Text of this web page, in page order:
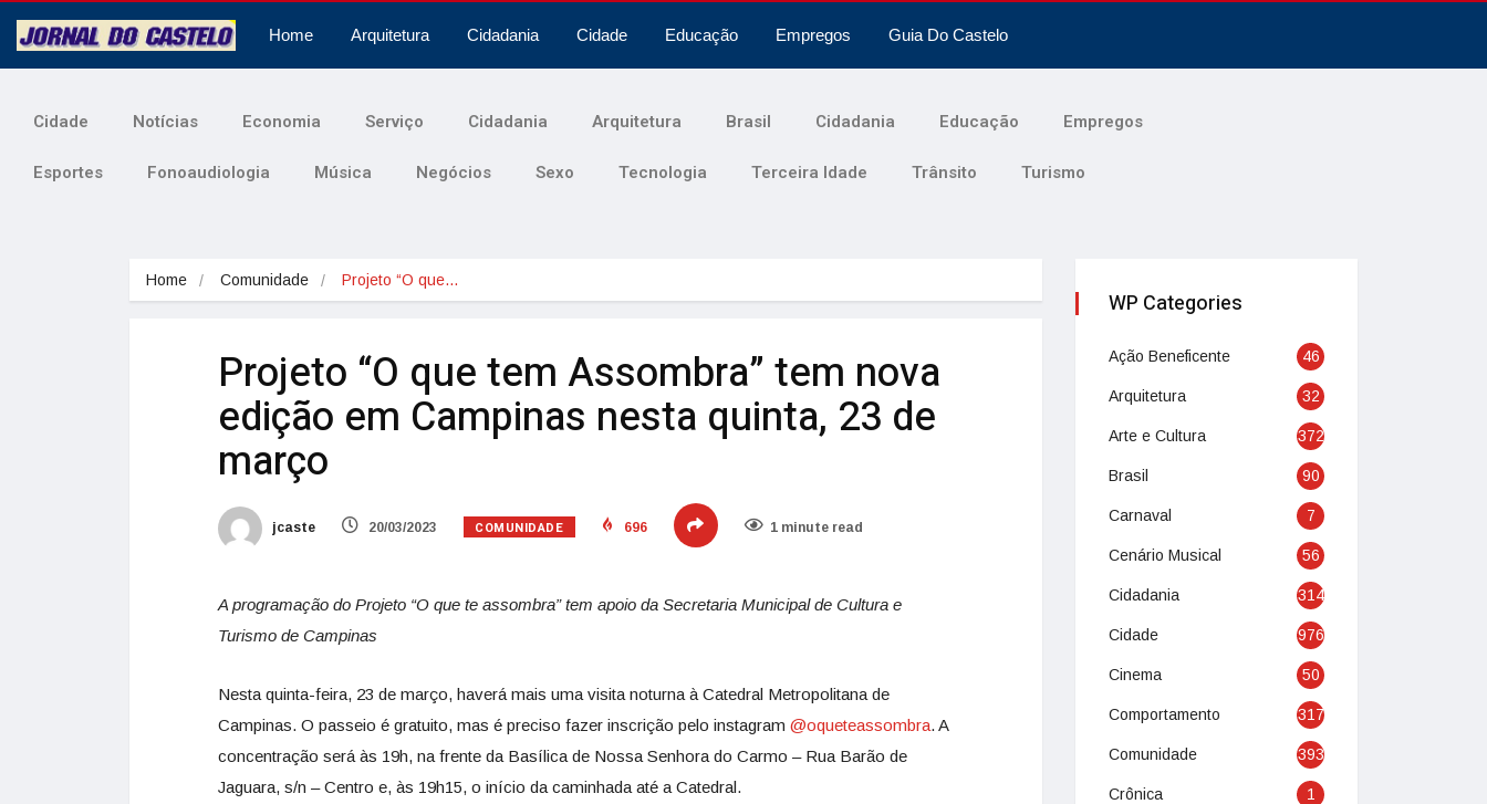
Home Arquitetura Cidadania Cidade Educação Empregos Guia Do Castelo
Cidade Notícias Economia Serviço Cidadania Arquitetura Brasil Cidadania Educação Empregos
Esportes Fonoaudiologia Música Negócios Sexo Tecnologia Terceira Idade Trânsito Turismo
Home Comunidade Projeto “O que…
Projeto “O que tem Assombra” tem nova
edição em Campinas nesta quinta, 23 de
março
jcaste 20/03/2023 COMUNIDADE 696 1 minute read
A programação do Projeto “O que te assombra” tem apoio da Secretaria Municipal de Cultura e
Turismo de Campinas
Nesta quinta-feira, 23 de março, haverá mais uma visita noturna à Catedral Metropolitana de
Campinas. O passeio é gratuito, mas é preciso fazer inscrição pelo instagram @oqueteassombra. A
concentração será às 19h, na frente da Basílica de Nossa Senhora do Carmo – Rua Barão de
Jaguara, s/n – Centro e, às 19h15, o início da caminhada até a Catedral.
WP Categories
Ação Beneficente 46
Arquitetura 32
Arte e Cultura 372
Brasil 90
Carnaval 7
Cenário Musical 56
Cidadania 314
Cidade 976
Cinema 50
Comportamento 317
Comunidade 393
Crônica 1